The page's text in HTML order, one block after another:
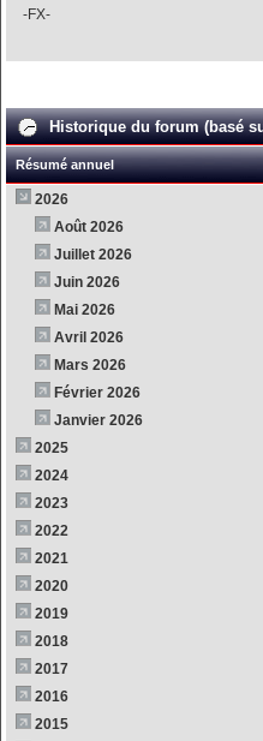
-FX-
Historique du forum (basé
Résumé annuel
2026
Août 2026
Juillet 2026
Juin 2026
Mai 2026
Avril 2026
Mars 2026
Février 2026
Janvier 2026
2025
2024
2023
2022
2021
2020
2019
2018
2017
2016
2015